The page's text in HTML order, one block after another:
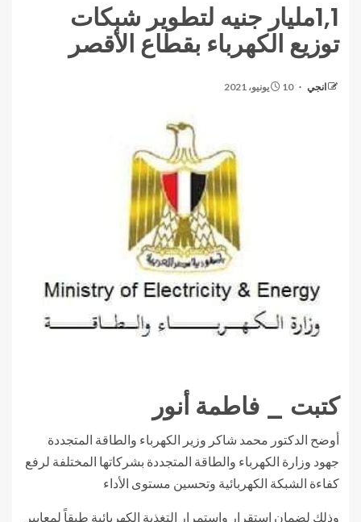
1,1مليار جنيه لتطوير شبكات
توزيع الكهرباء بقطاع الأقصر
انجي 10 يونيو، 2021
كتبت _ فاطمة أنور
أوضح الدكتور محمد شاكر وزير الكهرباء والطاقة المتجددة
جهود وزارة الكهرباء والطاقة المتجددة بشركاتها المختلفة لرفع
كفاءة الشبكة الكهربائية وتحسين مستوى الأداء
وذلك لضمان استقرار واستمرار التغذية الكهربائية طبقاً لمعايير